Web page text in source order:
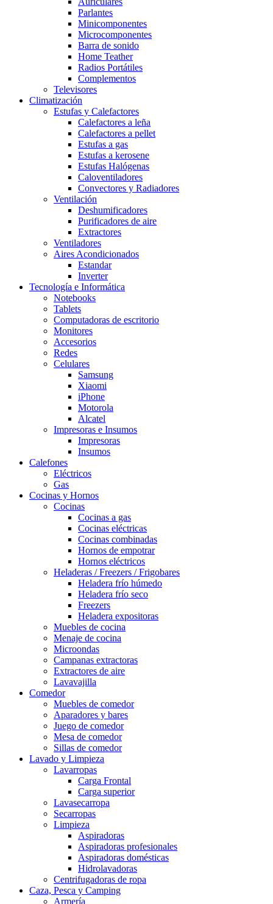
Parlantes
Minicomponentes
Microcomponentes
Barra de sonido
Home Teather
Radios Portátiles
Complementos
Televisores
Climatización
Estufas y Calefactores
Calefactores a leña
Calefactores a pellet
Estufas a gas
Estufas a kerosene
Estufas Halógenas
Caloventiladores
Convectores y Radiadores
Ventilación
Deshumificadores
Purificadores de aire
Extractores
Ventiladores
Aires Acondicionados
Estandar
Inverter
Tecnología e Informática
Notebooks
Tablets
Computadoras de escritorio
Monitores
Accesorios
Redes
Celulares
Samsung
Xiaomi
iPhone
Motorola
Alcatel
Impresoras e Insumos
Impresoras
Insumos
Calefones
Eléctricos
Gas
Cocinas y Hornos
Cocinas
Cocinas a gas
Cocinas eléctricas
Cocinas combinadas
Hornos de empotrar
Hornos eléctricos
Heladeras / Freezers / Frigobares
Heladera frío húmedo
Heladera frío seco
Freezers
Heladera expositoras
Muebles de cocina
Menaje de cocina
Microondas
Campanas extractoras
Extractores de aire
Lavavajilla
Comedor
Muebles de comedor
Aparadores y bares
Juego de comedor
Mesa de comedor
Sillas de comedor
Lavado y Limpieza
Lavarropas
Carga Frontal
Carga superior
Lavasecarropa
Secarropas
Limpieza
Aspiradoras
Aspiradoras profesionales
Aspiradoras domésticas
Hidrolavadoras
Centrifugadoras de ropa
Caza, Pesca y Camping
Armería